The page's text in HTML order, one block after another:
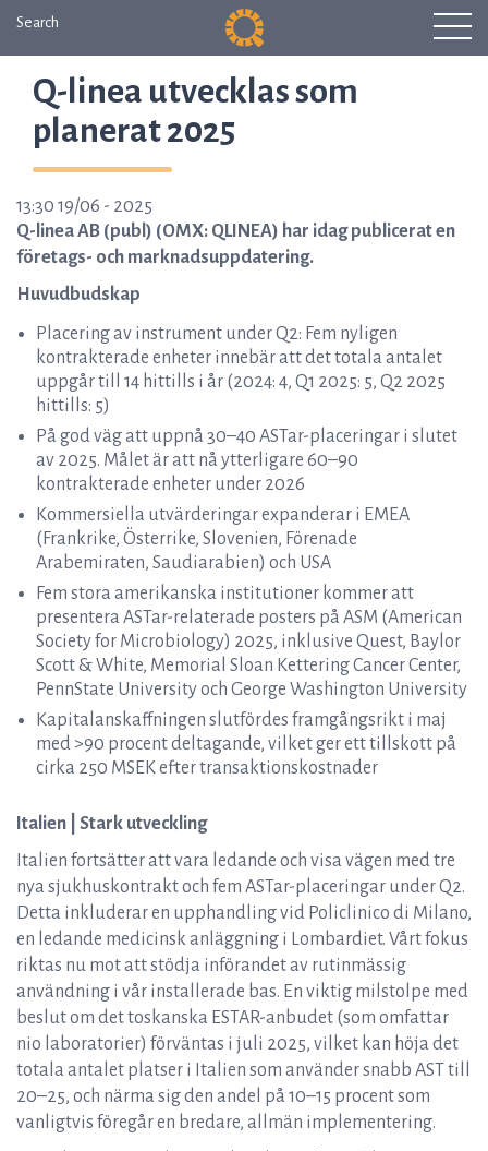
Search
Q-linea utvecklas som
planerat 2025
13:30 19/06 - 2025
Q-linea AB (publ) (OMX: QLINEA) har idag publicerat en
företags- och marknadsuppdatering.
Huvudbudskap
Placering av instrument under Q2: Fem nyligen
kontrakterade enheter innebär att det totala antalet
uppgår till 14 hittills i år (2024: 4, Q1 2025: 5, Q2 2025
hittills: 5)
På god väg att uppnå 30–40 ASTar-placeringar i slutet
av 2025. Målet är att nå ytterligare 60–90
kontrakterade enheter under 2026
Kommersiella utvärderingar expanderar i EMEA
(Frankrike, Österrike, Slovenien, Förenade
Arabemiraten, Saudiarabien) och USA
Fem stora amerikanska institutioner kommer att
presentera ASTar-relaterade posters på ASM (American
Society for Microbiology) 2025, inklusive Quest, Baylor
Scott & White, Memorial Sloan Kettering Cancer Center,
PennState University och George Washington University
Kapitalanskaffningen slutfördes framgångsrikt i maj
med >90 procent deltagande, vilket ger ett tillskott på
cirka 250 MSEK efter transaktionskostnader
Italien | Stark utveckling
Italien fortsätter att vara ledande och visa vägen med tre
nya sjukhuskontrakt och fem ASTar-placeringar under Q2.
Detta inkluderar en upphandling vid Policlinico di Milano,
en ledande medicinsk anläggning i Lombardiet. Vårt fokus
riktas nu mot att stödja införandet av rutinmässig
användning i vår installerade bas. En viktig milstolpe med
beslut om det toskanska ESTAR-anbudet (som omfattar
nio laboratorier) förväntas i juli 2025, vilket kan höja det
totala antalet platser i Italien som använder snabb AST till
20–25, och närma sig den andel på 10–15 procent som
vanligtvis föregår en bredare, allmän implementering.